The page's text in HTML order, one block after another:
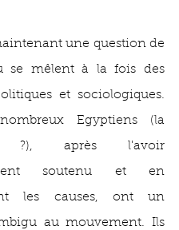
une question de
se mêlent à la fois des
et sociologiques.
Egyptiens (la
?), après l'avoir
soutenu et en
les causes, ont un
au mouvement. Ils